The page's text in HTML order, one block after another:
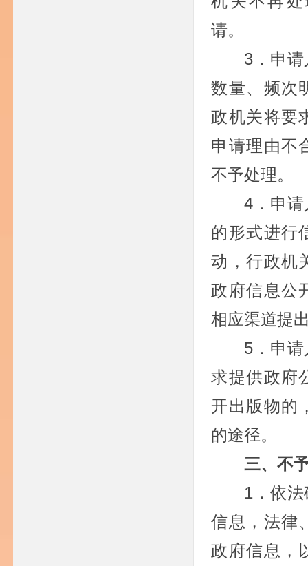
请。
3．申
数量、频次
政机关将要
申请理由不
不予处理。
4．申
的形式进行
动，行政机
政府信息公
相应渠道提
5．申
求提供政府
开出版物的
的途径。
三、不
1．依
信息，法律
政府信息，